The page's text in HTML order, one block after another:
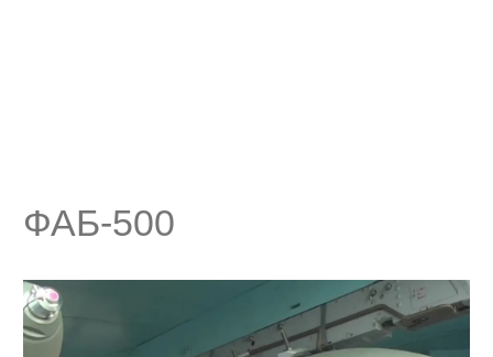
ФАБ-500